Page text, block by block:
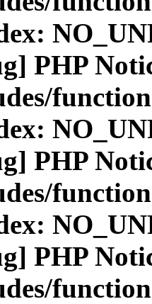
PHP
PHP
PHP